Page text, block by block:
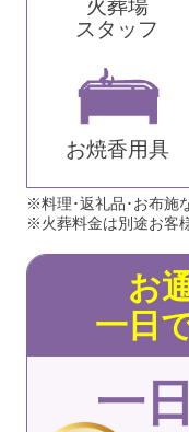
火葬場
スタッフ
お焼香用具
※料理･返礼品･お布施
※火葬料金は別途お客
お
一日
一